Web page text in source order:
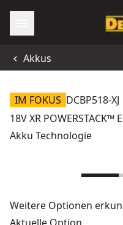
Akkus
IM FOKUS DCBP518-XJ
18V XR
Akku Technologie
Weitere Optionen